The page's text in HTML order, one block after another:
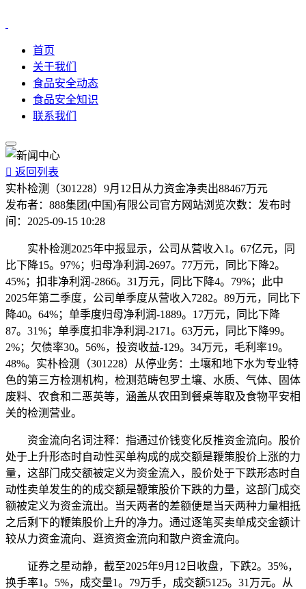
首页
关于我们
食品安全动态
食品安全知识
联系我们
 返回列表
实朴检测（301228）9月12日从力资金净卖出88467万元
发布者： 888集团(中国)有限公司官方网站浏览次数： 发布时
间： 2025-09-15 10:28
实朴检测2025年中报显示，公司从营收入1。67亿元，同
比下降15。97%；归母净利润-2697。77万元，同比下降2。
45%；扣非净利润-2866。31万元，同比下降4。79%；此中
2025年第二季度，公司单季度从营收入7282。89万元，同比下
降40。64%；单季度归母净利润-1889。17万元，同比下降
87。31%；单季度扣非净利润-2171。63万元，同比下降99。
2%；欠债率30。56%，投资收益-129。34万元，毛利率19。
48%。实朴检测（301228）从停业务：土壤和地下水为专业特
色的第三方检测机构，检测范畴包罗土壤、水质、气体、固体
废料、农食和二恶英等，涵盖从农田到餐桌等取及食物平安相
关的检测营业。
资金流向名词注释：指通过价钱变化反推资金流向。股价
处于上升形态时自动性买单构成的成交额是鞭策股价上涨的力
量，这部门成交额被定义为资金流入，股价处于下跌形态时自
动性卖单发生的的成交额是鞭策股价下跌的力量，这部门成交
额被定义为资金流出。当天两者的差额便是当天两种力量相抵
之后剩下的鞭策股价上升的净力。通过逐笔买卖单成交金额计
较从力资金流向、逛资资金流向和散户资金流向。
证券之星动静，截至2025年9月12日收盘，下跌2。35%，
换手率1。5%，成交量1。79万手，成交额5125。31万元。从